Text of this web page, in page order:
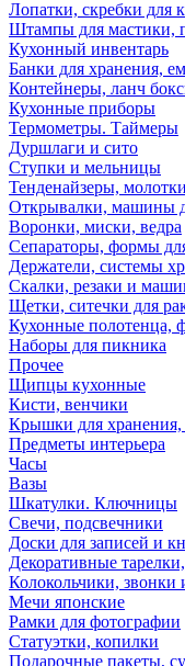
Лопатки, скребки для
Штампы для мастики,
Кухонный инвентарь
Банки для хранения,
Контейнеры, ланч
Кухонные приборы
Термометры. Таймеры
Дуршлаги и сито
Ступки и мельницы
Тенденайзеры,
Открывалки, машины
Воронки, миски, ведра
Сепараторы, формы
Держатели, системы
Скалки, резаки и
Щетки, ситечки для
Кухонные полотенца,
Наборы для пикника
Прочее
Щипцы кухонные
Кисти, венчики
Крышки для хранения,
Предметы интерьера
Часы
Вазы
Шкатулки. Ключницы
Свечи, подсвечники
Доски для записей и
Декоративные
Колокольчики, звонки
Мечи японские
Рамки для фотографии
Статуэтки, копилки
Подарочные пакеты,